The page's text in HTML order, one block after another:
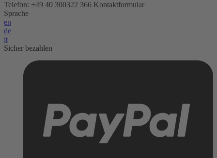
Telefon: +49 40 300322 366 Kontaktformular
Sprache
en
de
it
Sicher bezahlen